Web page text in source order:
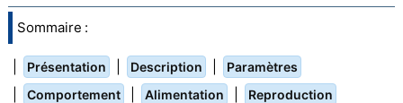
Sommaire :
Présentation Description Paramètres
Comportement Alimentation Reproduction